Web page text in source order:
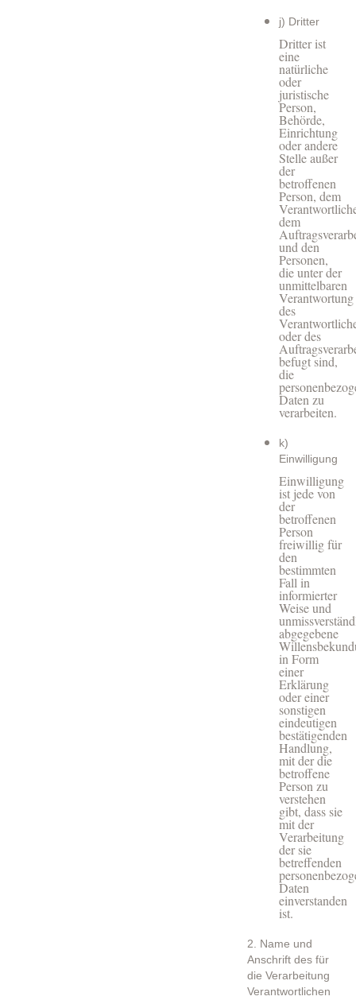
j) Dritter
Dritter ist
eine
natürliche
oder
juristische
Person,
Behörde,
Einrichtung
oder andere
Stelle außer
der
betroffenen
Person, dem
dem
und den
Personen,
die unter der
unmittelbaren
Verantwortung
des
oder des
befugt sind,
die
Daten zu
verarbeiten.
k)
Einwilligung
Einwilligung
ist jede von
der
betroffenen
Person
freiwillig für
den
bestimmten
Fall in
informierter
Weise und
abgegebene
in Form
einer
Erklärung
oder einer
sonstigen
eindeutigen
bestätigenden
Handlung,
mit der die
betroffene
Person zu
verstehen
gibt, dass sie
mit der
Verarbeitung
der sie
betreffenden
Daten
einverstanden
ist.
2. Name und
Anschrift des für
die Verarbeitung
Verantwortlichen